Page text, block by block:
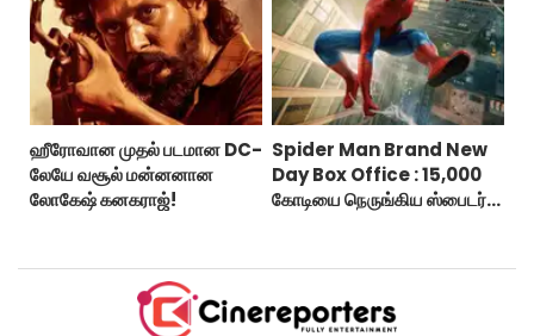
ஹீரோவான முதல் படமான DC-
லேயே வசூல் மன்னனான
லோகேஷ் கனகராஜ்!
Spider Man Brand New
Day Box Office : 15,000
கோடியை நெருங்கிய ஸ்பைடர்